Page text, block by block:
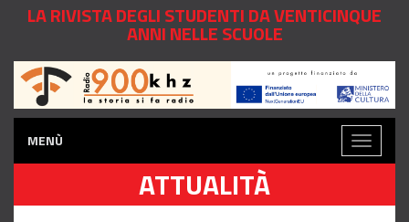
LA RIVISTA DEGLI STUDENTI DA VENTICINQUE
ANNI NELLE SCUOLE
MENÙ
Toggle
ATTUALITÀ